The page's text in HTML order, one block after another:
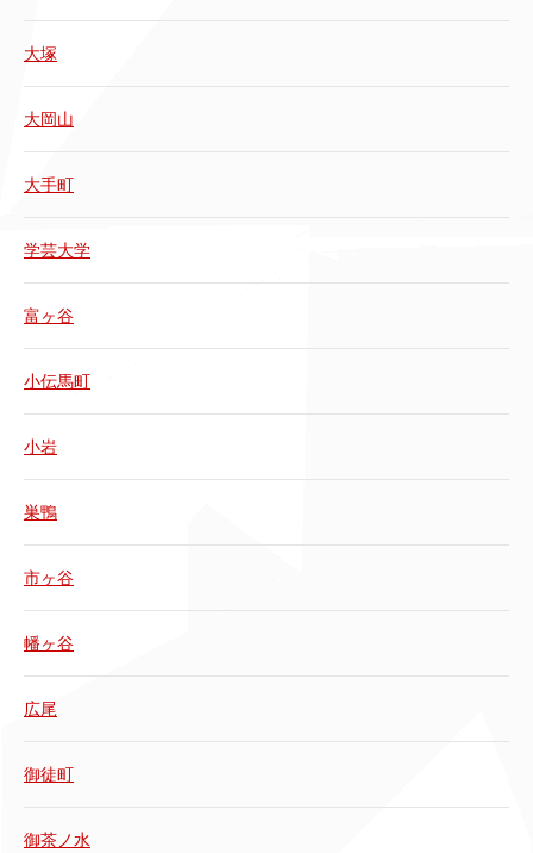
大塚
大岡山
大手町
学芸大学
富ヶ谷
小伝馬町
小岩
巣鴨
市ヶ谷
幡ヶ谷
広尾
御徒町
御茶ノ水